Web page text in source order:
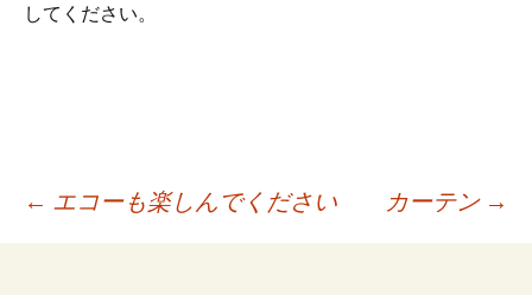
してください。
投稿ナビゲーション
← エコーも楽しんでください カーテン →